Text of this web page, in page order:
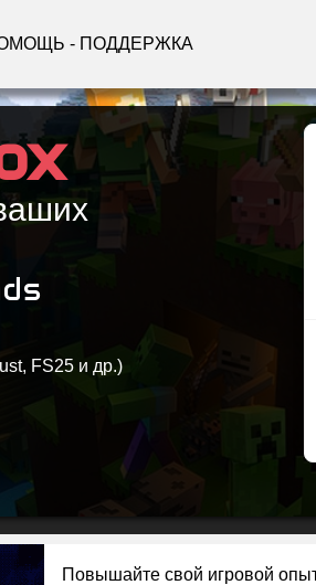
- ПОДДЕРЖКА
FS25 и др.)
Повышайте свой игровой